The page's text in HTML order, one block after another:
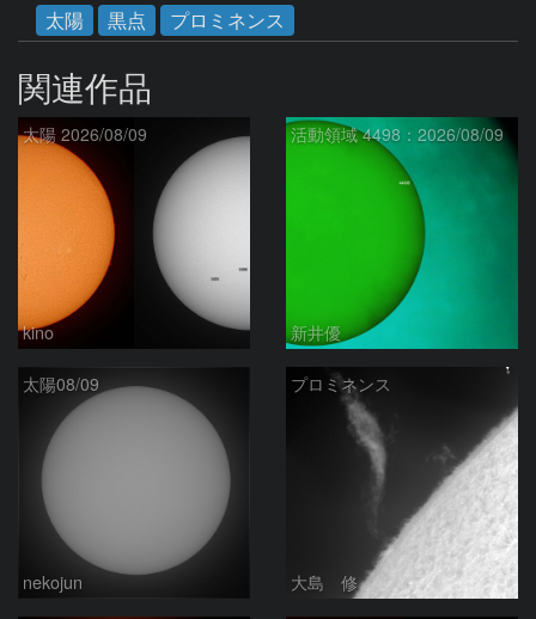
太陽
黒点 プロミネンス
関連作品
太陽 2026/08/09
kino
活動領域 4498：2026/08/09
新井優
太陽08/09
nekojun
プロミネンス
大島 修